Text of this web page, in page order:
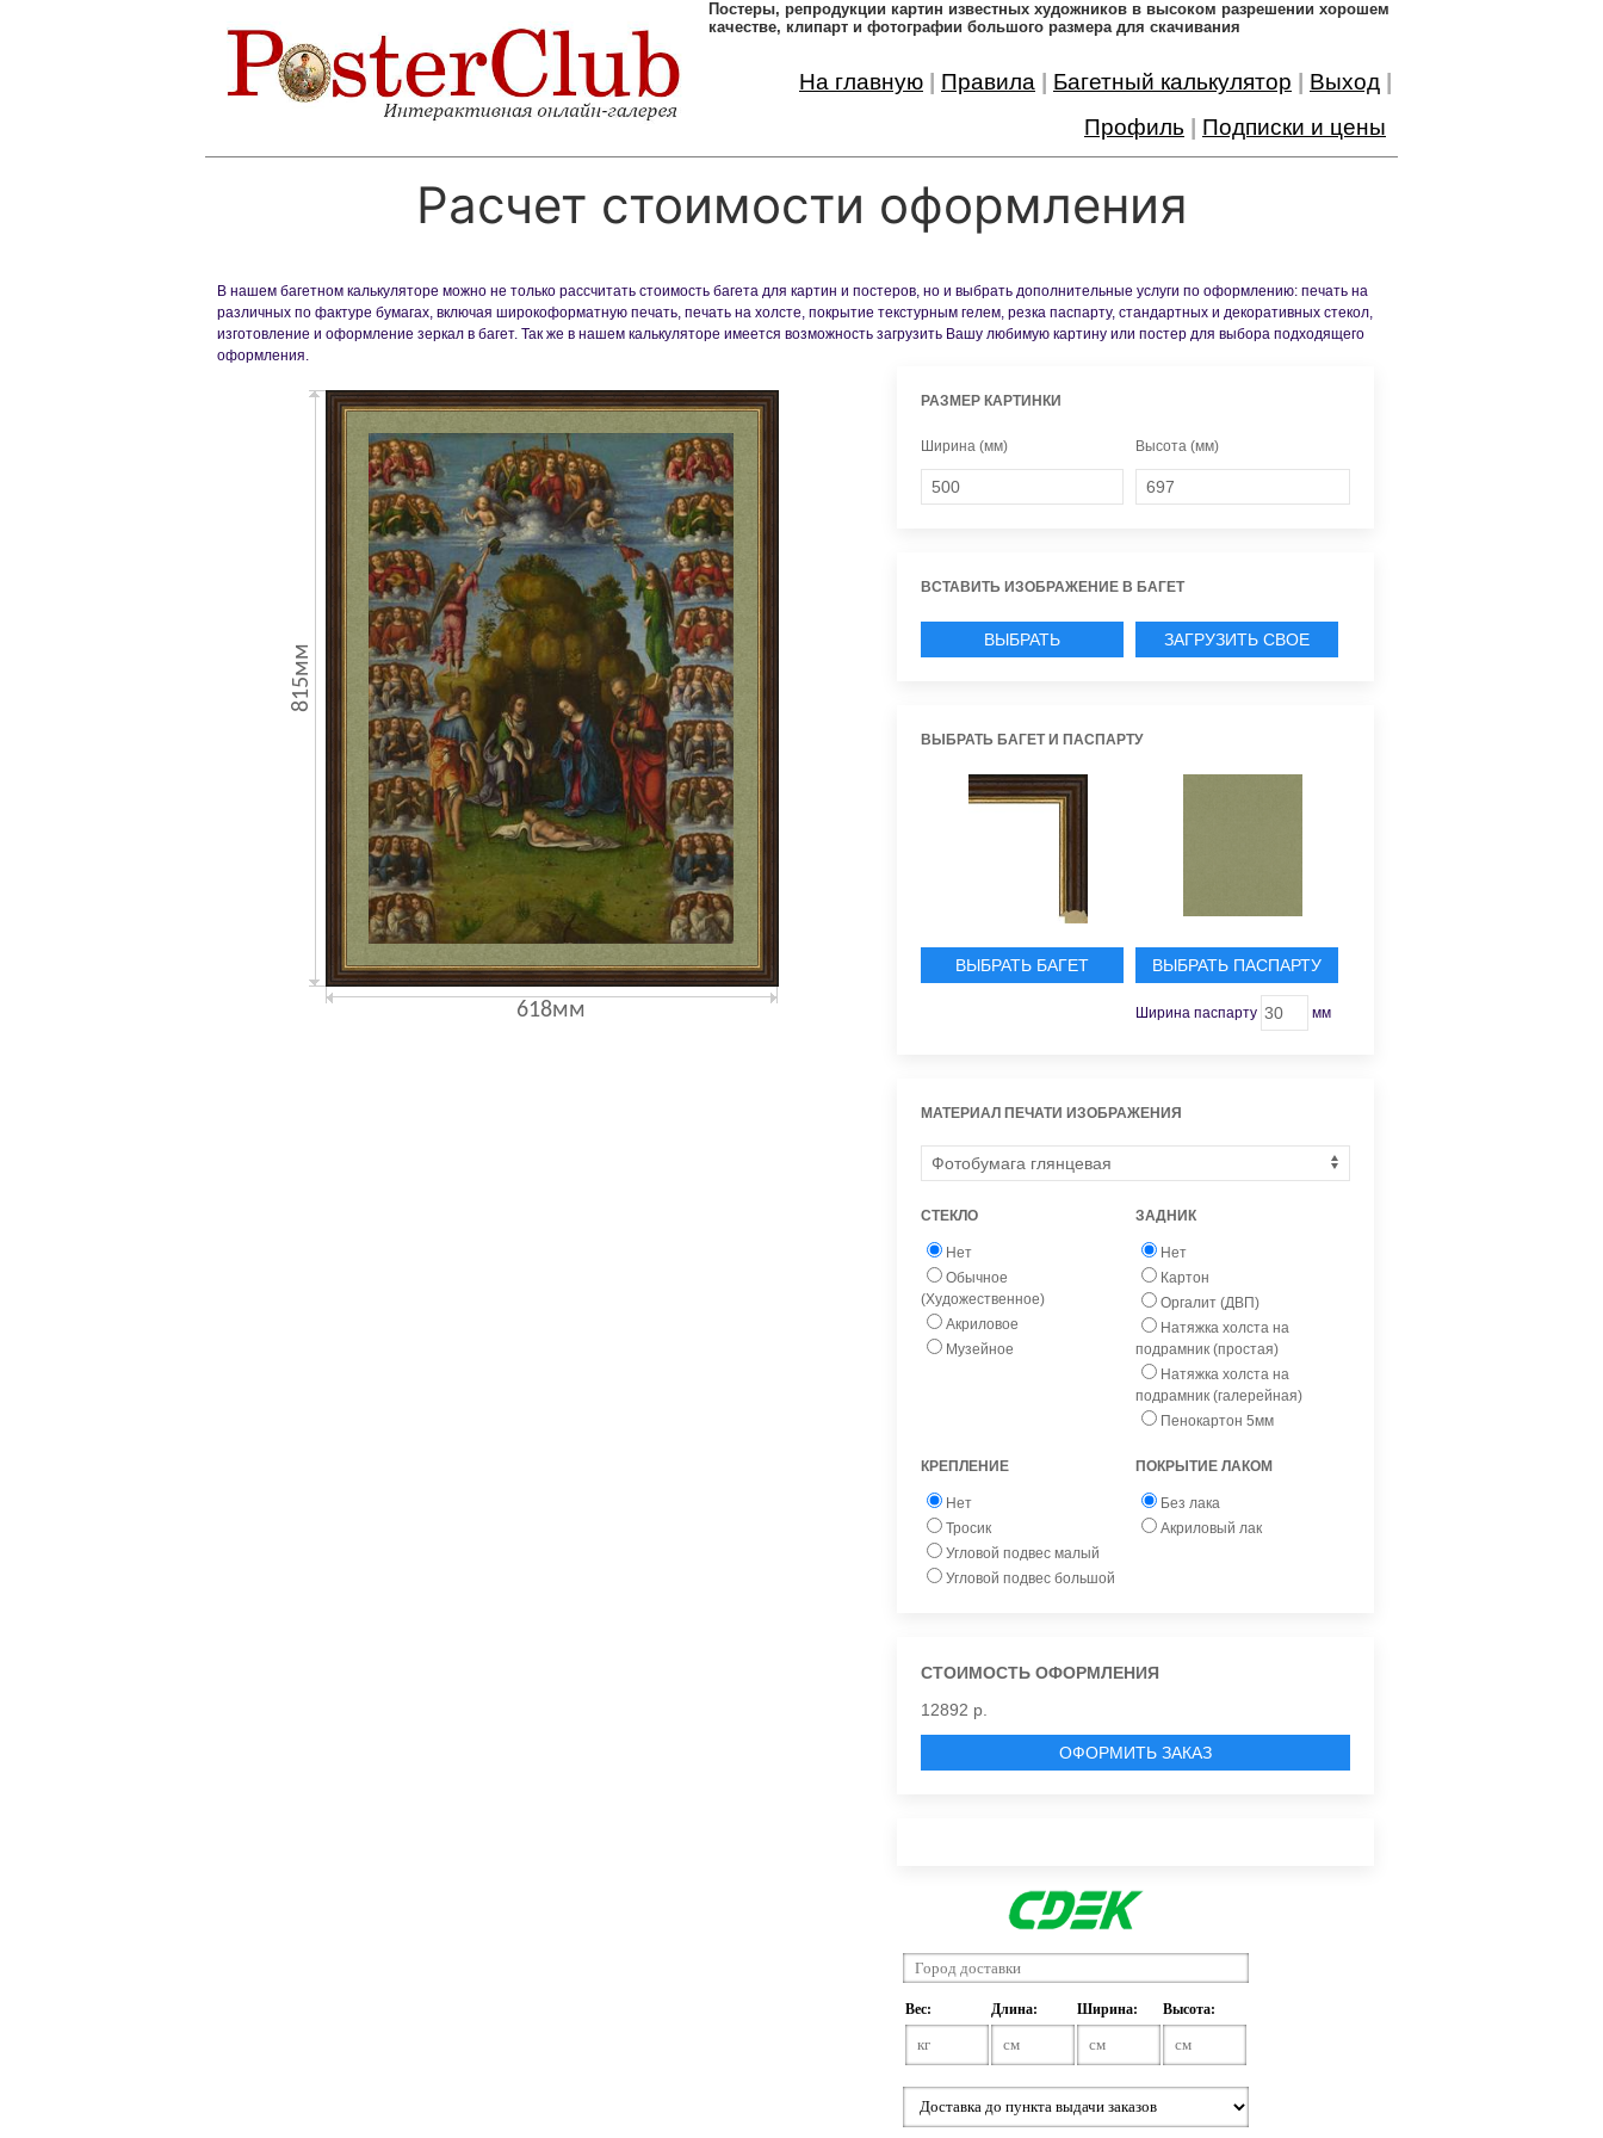
Постеры, pепродукции картин известных художников в высоком разрешении хорошем
качестве, клипарт и фотографии большого размера для скачивания
На главную Правила Багетный калькулятор Выход
Профиль
Подписки и цены
Расчет стоимости оформления
В нашем багетном калькуляторе можно не только рассчитать стоимость багета для картин и постеров, но и выбрать дополнительные услуги по оформлению: печать на
различных по фактуре бумагах, включая широкоформатную печать, печать на холсте, покрытие текстурным гелем, резка паспарту, стандартных и декоративных стекол,
изготовление и оформление зеркал в багет. Так же в нашем калькуляторе имеется возможность загрузить Вашу любимую картину или постер для выбора подходящего
оформления.
815мм
618мм
РАЗМЕР КАРТИНКИ
Ширина (мм) Высота (мм)
ВСТАВИТЬ ИЗОБРАЖЕНИЕ В БАГЕТ
ВЫБРАТЬ
ЗАГРУЗИТЬ СВОЕ
ВЫБРАТЬ БАГЕТ И ПАСПАРТУ
ВЫБРАТЬ БАГЕТ ВЫБРАТЬ ПАСПАРТУ
Ширина паспарту мм
МАТЕРИАЛ ПЕЧАТИ ИЗОБРАЖЕНИЯ
СТЕКЛО
Нет
Обычное
(Художественное)
Акриловое
Музейное
ЗАДНИК
Нет
Картон
Оргалит (ДВП)
Натяжка холста на
подрамник (простая)
Натяжка холста на
подрамник (галерейная)
Пенокартон 5мм
КРЕПЛЕНИЕ
Нет
Тросик
Угловой подвес малый
Угловой подвес большой
ПОКРЫТИЕ ЛАКОМ
Без лака
Акриловый лак
СТОИМОСТЬ ОФОРМЛЕНИЯ
12892 р.
ОФОРМИТЬ ЗАКАЗ